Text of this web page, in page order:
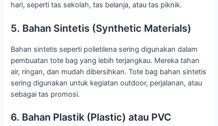
hari, seperti tas sekolah, tas belanja, atau tas piknik.
5. Bahan Sintetis (Synthetic Materials)
Bahan sintetis seperti polietilena sering digunakan dalam
pembuatan tote bag yang lebih terjangkau. Mereka tahan
air, ringan, dan mudah dibersihkan. Tote bag bahan sintetis
sering digunakan untuk kegiatan outdoor, perjalanan, atau
sebagai tas promosi.
6. Bahan Plastik (Plastic) atau PVC